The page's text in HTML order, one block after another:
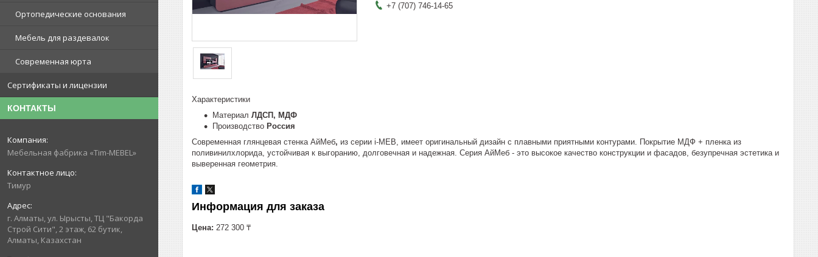
Ортопедические основания
Мебель для раздевалок
Современная юрта
Сертификаты и лицензии
КОНТАКТЫ
Мебельная фабрика «Tim-MEBEL»
Тимур
г. Алматы, ул. Ырысты, ТЦ "Бакорда
Строй Сити", 2 этаж, 62 бутик,
Алматы, Казахстан
+7 (707) 746-14-65
Характеристики
Материал ЛДСП, МДФ
Производство Россия
Современная глянцевая стенка АйМеб, из серии i-MEB, имеет оригинальный дизайн с плавными приятными контурами. Покрытие МДФ + пленка из
поливинилхлорида, устойчивая к выгоранию, долговечная и надежная. Серия АйМеб - это высокое качество конструкции и фасадов, безупречная эстетика и
выверенная геометрия.
Информация для заказа
Цена: 272 300 ₸